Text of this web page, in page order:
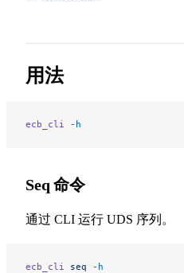
用法
ecb_cli -h
Seq 命令
通过 CLI 运行 UDS 序列。
ecb_cli seq -h